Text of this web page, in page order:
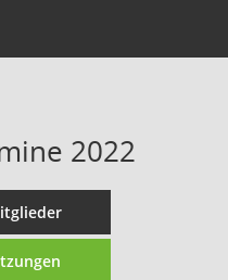
2022